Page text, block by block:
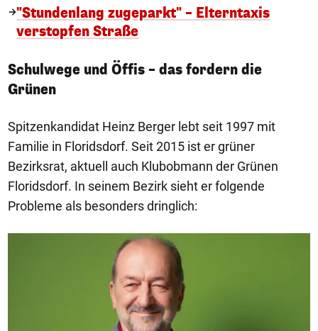
"Stundenlang zugeparkt" – Elterntaxis
verstopfen Straße
Schulwege und Öffis – das fordern die
Grünen
Spitzenkandidat Heinz Berger lebt seit 1997 mit
Familie in Floridsdorf. Seit 2015 ist er grüner
Bezirksrat, aktuell auch Klubobmann der Grünen
Floridsdorf. In seinem Bezirk sieht er folgende
Probleme als besonders dringlich: